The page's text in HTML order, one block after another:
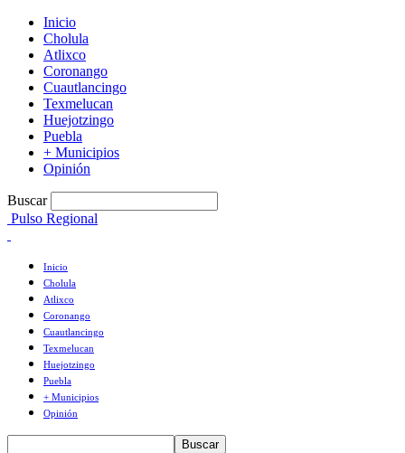
Inicio
Cholula
Atlixco
Coronango
Cuautlancingo
Texmelucan
Huejotzingo
Puebla
+ Municipios
Opinión
Buscar
Pulso Regional
Inicio
Cholula
Atlixco
Coronango
Cuautlancingo
Texmelucan
Huejotzingo
Puebla
+ Municipios
Opinión